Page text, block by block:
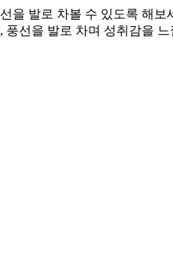
을 발로 차볼 수 있도록 해
풍선을 발로 차며 성취감을